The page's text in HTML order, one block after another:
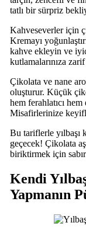
tatlı bir sürpriz
Kahveseverler için
Kremayı
kahve ekleyin ve
kutlamalarınıza
Çikolata ve nane
oluşturur. Küçük
hem ferahlatıcı
Misafirlerinize
Bu tariflerle yılbaşı
geçecek! Çikolata
biriktirmek için
Kendi
Yapmanın